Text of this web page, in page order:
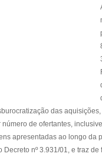
das
de ofertantes,
apresentadas ao longo da
Decreto nº 3.931/01, e traz